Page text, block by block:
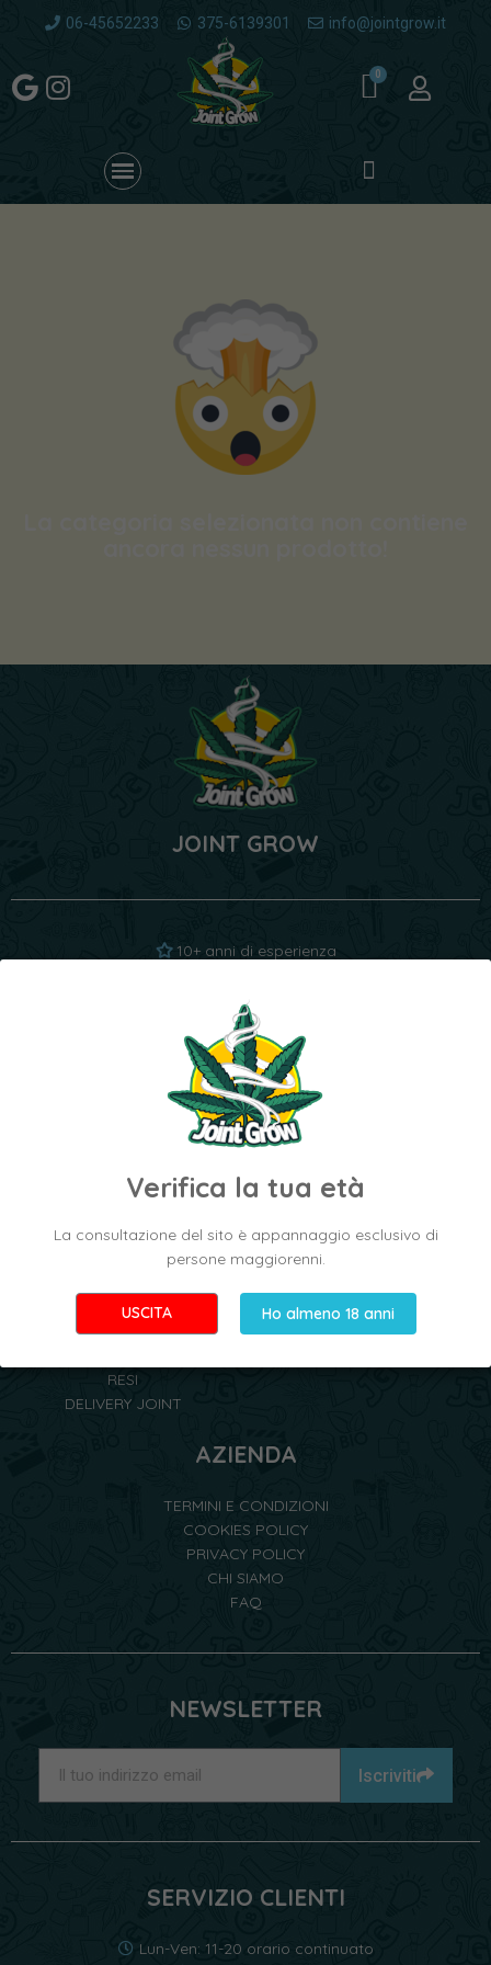
06-45652233 375-6139301 info@jointgrow.it
JOINT GROW
10+ anni di esperienza
prezzo migliore in rete
assistenza alla clientela
Le migliori genetiche di Cannabis Light
in tutta Italia al miglior prezzo.
SPEDIZIONI
RESI
DELIVERY JOINT
I NOSTRI NEGOZI
AZIENDA
TERMINI E CONDIZIONI
COOKIES POLICY
PRIVACY POLICY
CHI SIAMO
FAQ
NEWSLETTER
Iscriviti
SERVIZIO CLIENTI
Lun-Ven: 11-20 orario continuato
Verifica la tua età
La consultazione del sito è appannaggio esclusivo di
persone maggiorenni.
USCITA Ho almeno 18 anni